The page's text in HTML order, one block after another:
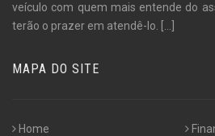
veículo com quem mais entende do
terão o prazer em atendê-lo.
MAPA DO SITE
Home